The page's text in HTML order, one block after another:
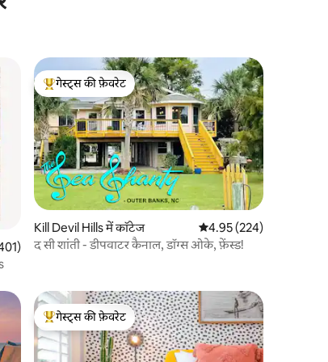
5 में से 4.91, 401 समीक्षाएँ
गेस्ट्स का टॉप फ़ेवरेट
गेस्ट्स की फ़ेवरेट
Kill Devil Hills में कॉटेज औसत रेटिंग 5 में से 4.95,
4.95 (224)
द सी शांती - डीपवाटर कैनाल, डॉग्स ओके, फ़ेंस्ड!
गेस्ट्स का टॉप फ़ेवरेट
गेस्ट्स की फ़ेवरेट